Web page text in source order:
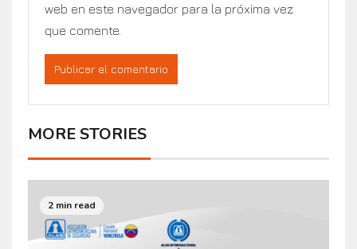
web en este navegador para la próxima vez
que comente.
MORE STORIES
2 min read